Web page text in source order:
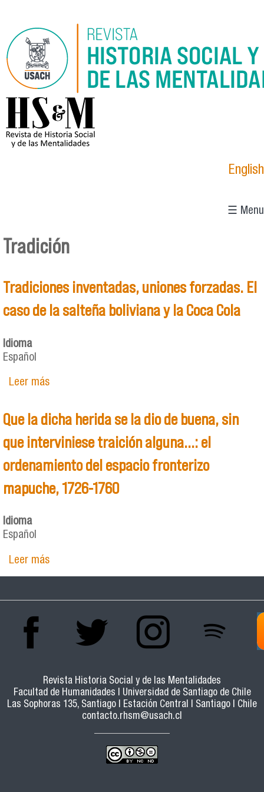
logo_hsm_2021.png
English
☰ Menu
Tradición
Tradiciones inventadas, uniones forzadas. El
caso de la salteña boliviana y la Coca Cola
Idioma
Español
Leer mássobre Tradiciones inventadas, uniones forzadas.
Que la dicha herida se la dio de buena, sin
que interviniese traición alguna...: el
ordenamiento del espacio fronterizo
mapuche, 1726-1760
Idioma
Español
Leer mássobre Que la dicha herida se la dio de buena, sin
que interviniese traición alguna...: el
1726-1760
Revista Historia Social y de las Mentalidades
Facultad de Humanidades | Universidad de Santiago de Chile
Las Sophoras 135, Santiago | Estación Central | Santiago | Chile
contacto.rhsm@usach.cl